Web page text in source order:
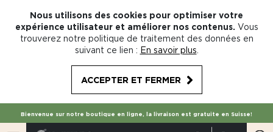
Nous utilisons des cookies pour optimiser votre
expérience utilisateur et améliorer nos contenus. Vous
trouverez notre politique de traitement des données en
suivant ce lien : En savoir plus
ACCEPTER ET FERMER
Bienvenue sur notre boutique en ligne, la livraison est gratuite en Suisse!